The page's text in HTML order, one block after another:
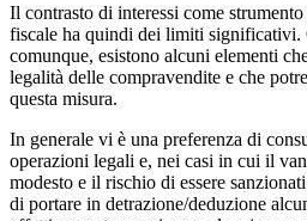
Il contrasto di interessi come
fiscale ha quindi dei limiti significativi.
comunque, esistono alcuni elementi
legalità delle compravendite e che
questa misura.
In generale vi è una preferenza di
operazioni legali e, nei casi in cui il
modesto e il rischio di essere
di portare in detrazione/deduzione